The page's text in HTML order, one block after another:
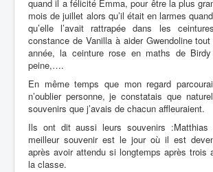
quand il a félicité Emma, pour être la plus
mois de juillet alors qu’il était en larmes
qu’elle l’avait rattrapée dans les
constance de Vanilla à aider Gwendoline
année, la ceinture rose en maths de
peine,….
En même temps que mon regard
n’oublier personne, je constatais que
souvenirs que j’avais de chacun affleuraient.
Ils ont dit aussi leurs souvenirs :Matthias
meilleur souvenir est le jour où il est
après avoir attendu si longtemps après trois
la classe.